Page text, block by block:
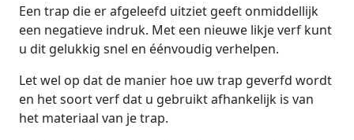
Een trap die er afgeleefd uitziet geeft onmiddellijk
een negatieve indruk. Met een nieuwe likje verf kunt
u dit gelukkig snel en éénvoudig verhelpen.
Let wel op dat de manier hoe uw trap geverfd wordt
en het soort verf dat u gebruikt afhankelijk is van
het materiaal van je trap.